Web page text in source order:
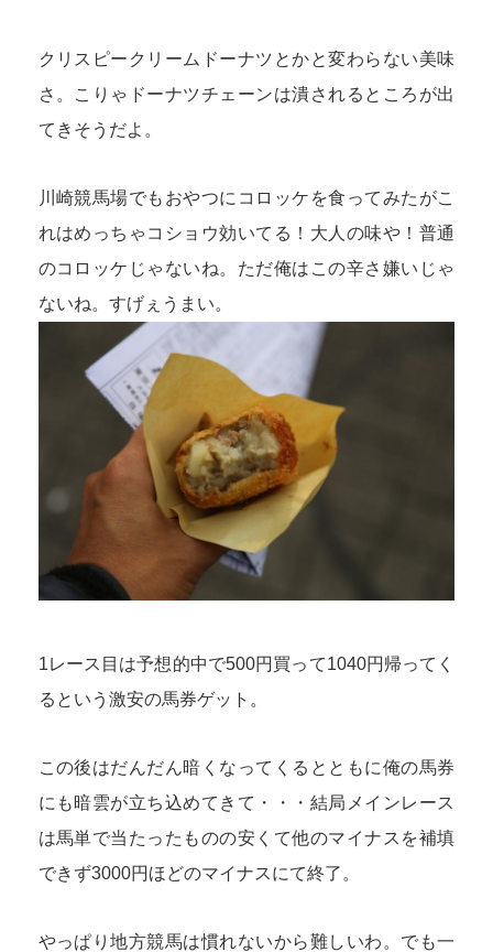
クリスピークリームドーナツとかと変わらない美味
さ。こりゃドーナツチェーンは潰されるところが出
てきそうだよ。
川崎競馬場でもおやつにコロッケを食ってみたがこ
れはめっちゃコショウ効いてる！大人の味や！普通
のコロッケじゃないね。ただ俺はこの辛さ嫌いじゃ
ないね。すげぇうまい。
1レース目は予想的中で500円買って1040円帰ってく
るという激安の馬券ゲット。
この後はだんだん暗くなってくるとともに俺の馬券
にも暗雲が立ち込めてきて・・・結局メインレース
は馬単で当たったものの安くて他のマイナスを補填
できず3000円ほどのマイナスにて終了。
やっぱり地方競馬は慣れないから難しいわ。でも一